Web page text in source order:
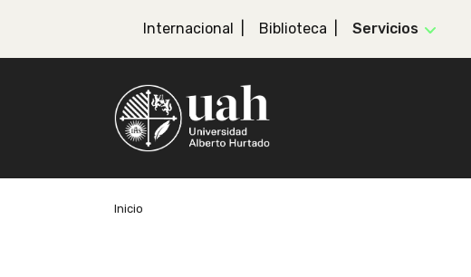
Internacional Biblioteca Servicios
Inicio